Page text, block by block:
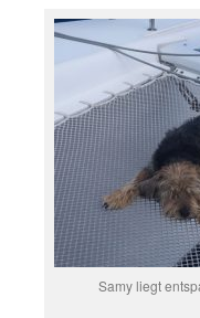
Samy liegt